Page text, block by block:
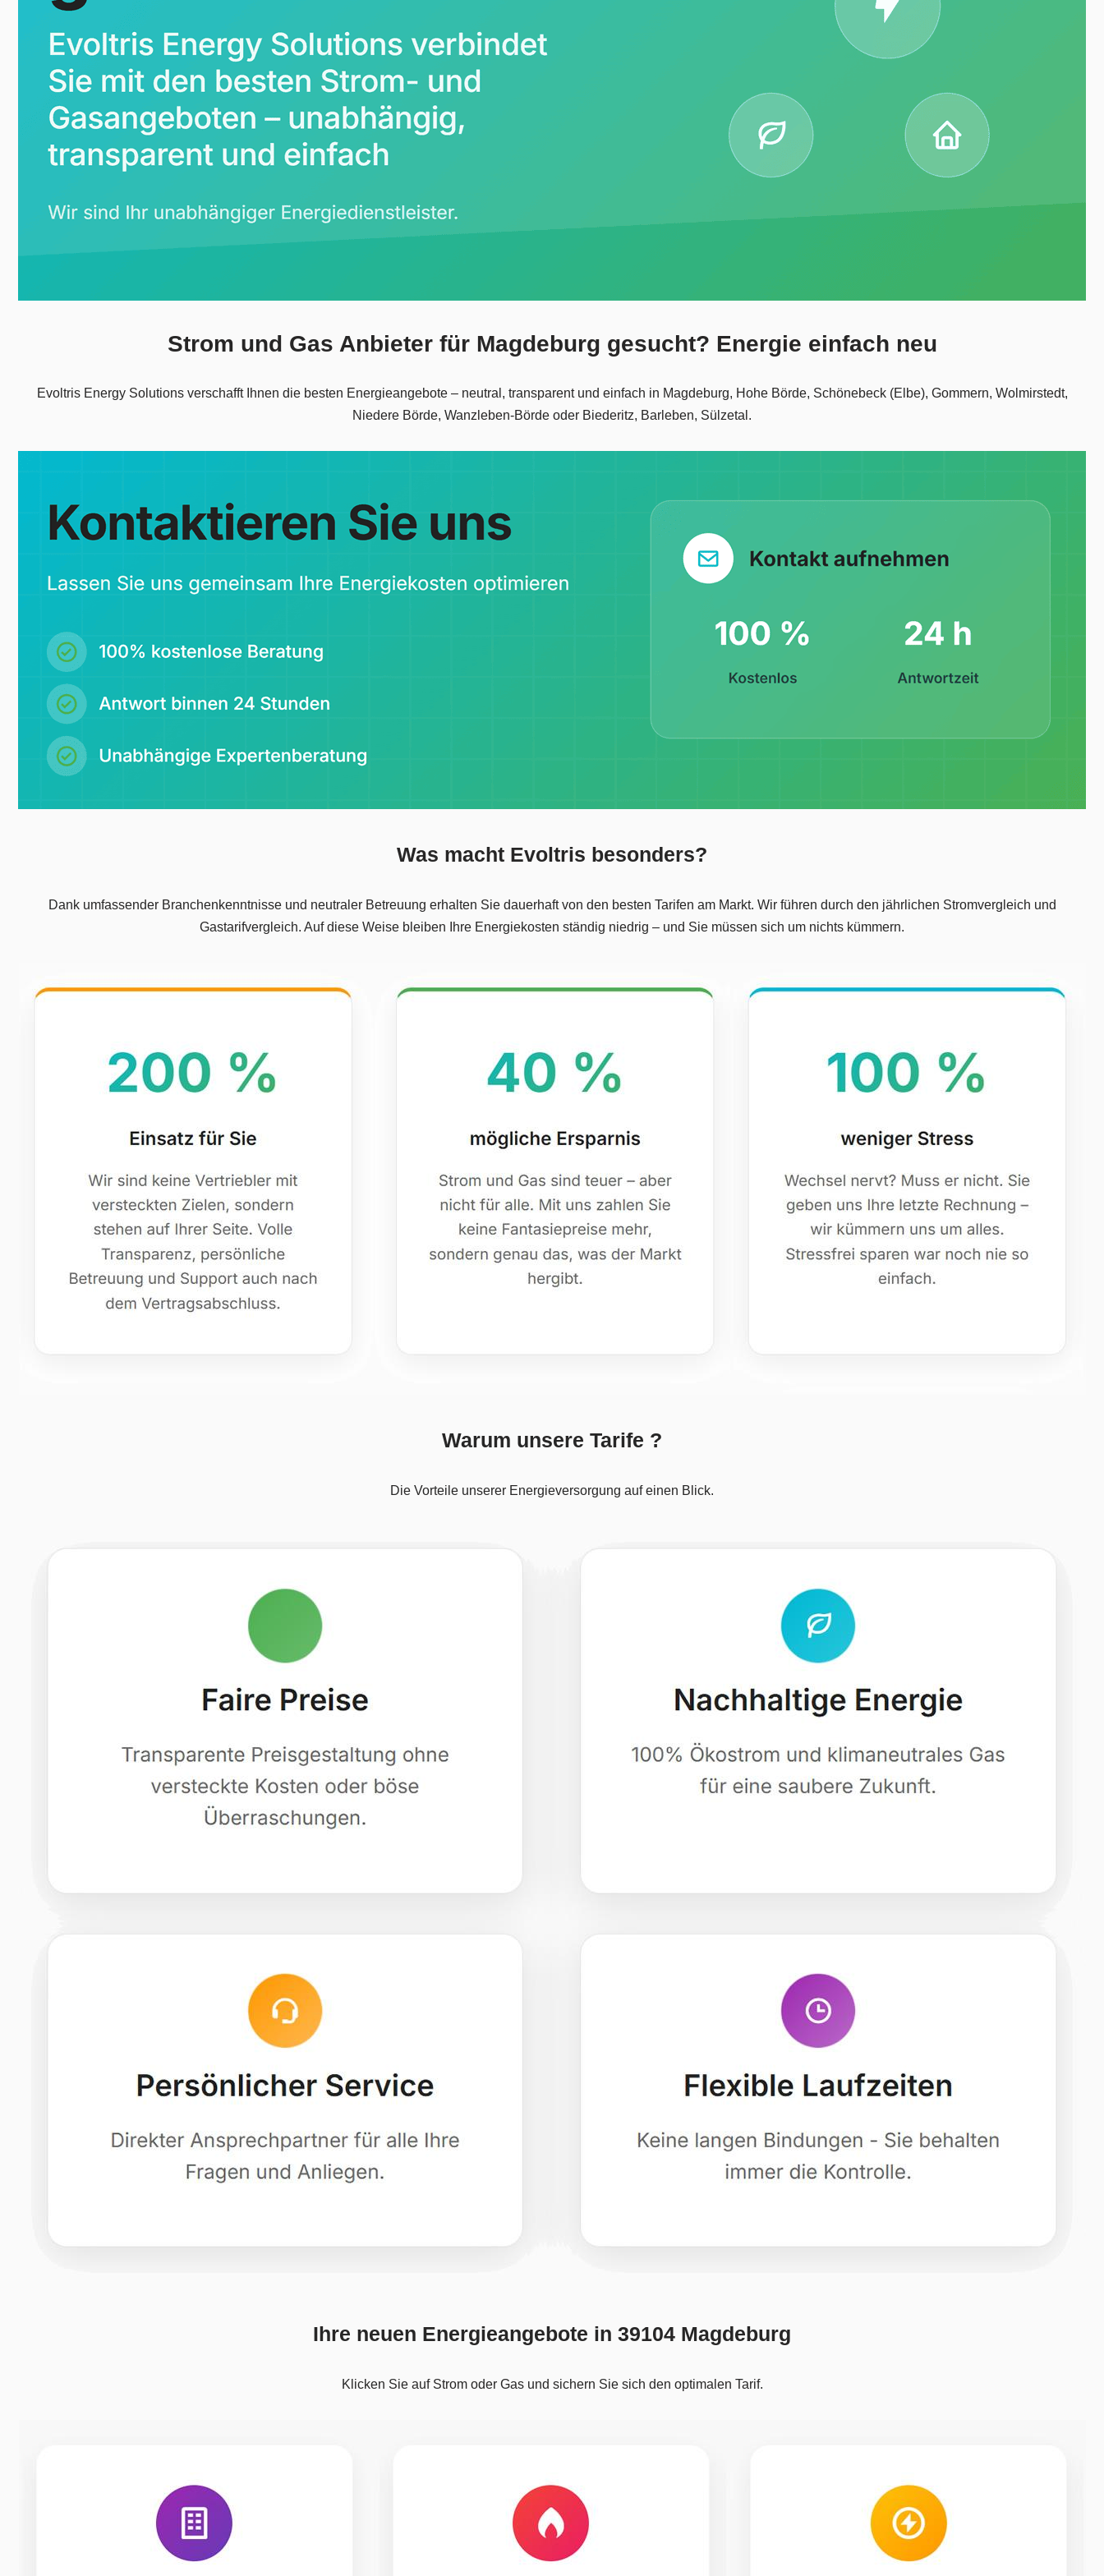
Strom und Gas Anbieter für Magdeburg gesucht? Energie einfach neu
Evoltris Energy Solutions verschafft Ihnen die besten Energieangebote – neutral, transparent und einfach in Magdeburg, Hohe Börde, Schönebeck (Elbe), Gommern, Wolmirstedt,
Niedere Börde, Wanzleben-Börde oder Biederitz, Barleben, Sülzetal.
Was macht Evoltris besonders?
Dank umfassender Branchenkenntnisse und neutraler Betreuung erhalten Sie dauerhaft von den besten Tarifen am Markt. Wir führen durch den jährlichen Stromvergleich und
Gastarifvergleich. Auf diese Weise bleiben Ihre Energiekosten ständig niedrig – und Sie müssen sich um nichts kümmern.
Warum unsere Tarife ?
Die Vorteile unserer Energieversorgung auf einen Blick.
Ihre neuen Energieangebote in 39104 Magdeburg
Klicken Sie auf Strom oder Gas und sichern Sie sich den optimalen Tarif.